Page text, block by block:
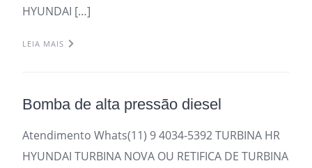
HYUNDAI […]
LEIA MAIS
Bomba de alta pressão diesel
Atendimento Whats(11) 9 4034-5392 TURBINA HR
HYUNDAI TURBINA NOVA OU RETIFICA DE TURBINA